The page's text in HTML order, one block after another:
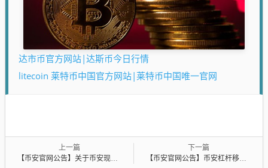
达市币官方网站|达斯币今日行情
litecoin 莱特币中国官方网站|莱特币中国唯一官网
上一篇
【币安官网公告】关于币安现货新增交易对及交易机器人服务的公告
下一篇
【币安官网公告】币安杠杆移除部分交易对的公告